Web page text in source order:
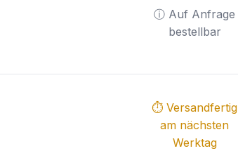
ⓘ Auf Anfrage
bestellbar
⏱ Versandfertig
am nächsten
Werktag